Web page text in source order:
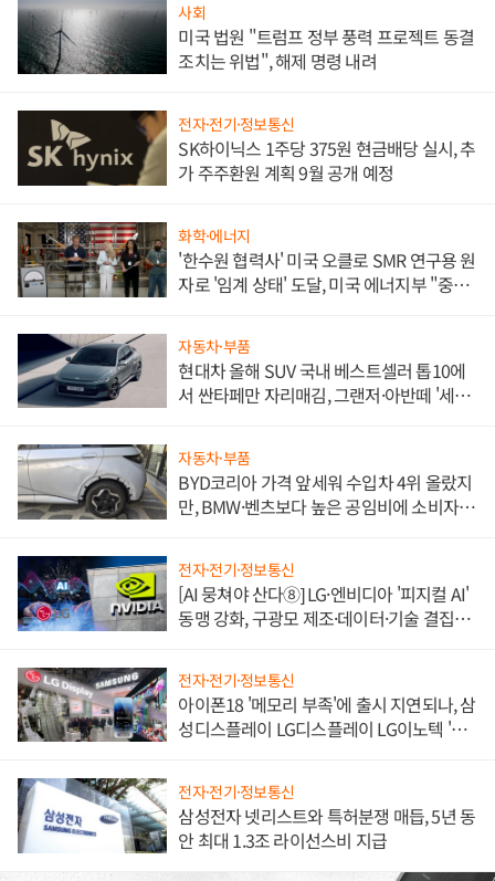
사회
미국 법원 "트럼프 정부 풍력 프로젝트 동결
조치는 위법", 해제 명령 내려
전자·전기·정보통신
SK하이닉스 1주당 375원 현금배당 실시, 추
가 주주환원 계획 9월 공개 예정
화학·에너지
'한수원 협력사' 미국 오클로 SMR 연구용 원
자로 '임계 상태' 도달, 미국 에너지부 "중요
자동차·부품
현대차 올해 SUV 국내 베스트셀러 톱10에
서 싼타페만 자리매김, 그랜저·아반떼 '세단
자동차·부품
BYD코리아 가격 앞세워 수입차 4위 올랐지
만, BMW·벤츠보다 높은 공임비에 소비자
전자·전기·정보통신
[AI 뭉쳐야 산다⑧] LG·엔비디아 '피지컬 AI'
동맹 강화, 구광모 제조·데이터·기술 결집
전자·전기·정보통신
아이폰18 '메모리 부족'에 출시 지연되나, 삼
성디스플레이 LG디스플레이 LG이노텍 '탈
전자·전기·정보통신
삼성전자 넷리스트와 특허분쟁 매듭, 5년 동
안 최대 1.3조 라이선스비 지급